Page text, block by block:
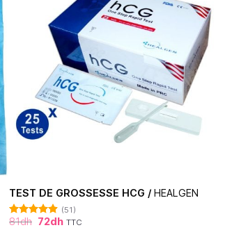
TEST DE GROSSESSE HCG / HEALGEN
Note 4.88
(51)
81dh 72dh TTC